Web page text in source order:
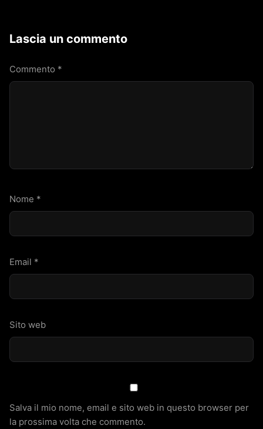
Lascia un commento
Commento *
Nome *
Email *
Sito web
Salva il mio nome, email e sito web in questo browser per
la prossima volta che commento.